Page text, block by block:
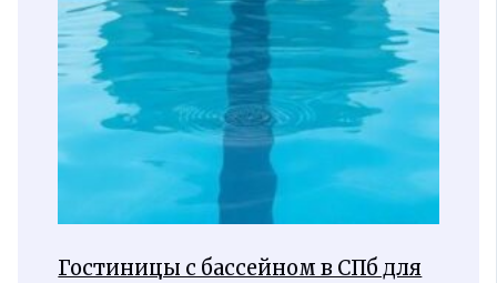
Гостиницы с бассейном в СПб для